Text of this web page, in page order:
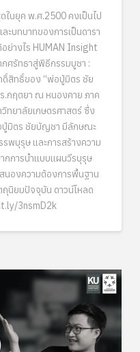
ในยุค พ.ศ.2500 คงเป็นไป
ะบทบาทของการเป็นดารา
ย่างไร HUMAN Insight
ศรัทธาสู่พิธีกรรมบูชา :
สิทธิ์ของ “พ่อปู่มิตร ชัย
.กฤตยา ณ หนองคาย ภาค
ยาลัยเกษตรศาสตร์ ซึ่ง
ปู่มิตร ชัยบัญชา มีลักษณะ
พบุรุษ และการสร้างความ
การนำแบบแผนวีรบุรุษ
นองความต้องการพื้นฐาน
นิยมปัจจุบัน ดาวน์โหลด
3nsmD2k